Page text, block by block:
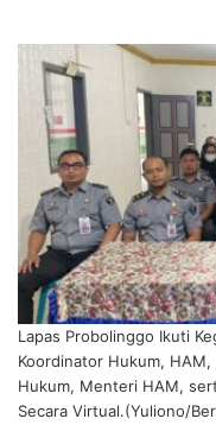
Lapas Probolinggo Ikuti
Koordinator Hukum,
Hukum, Menteri HAM,
Secara Virtual.(Yuliono/